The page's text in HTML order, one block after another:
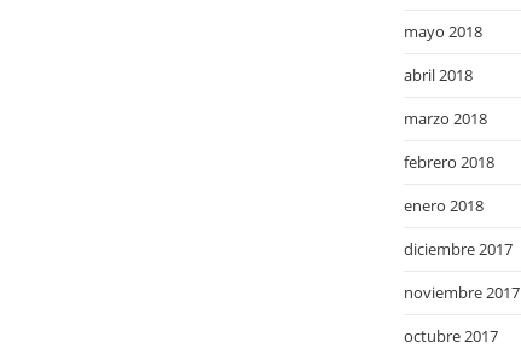
mayo 2018
abril 2018
marzo 2018
febrero 2018
enero 2018
diciembre 2017
noviembre 2017
octubre 2017